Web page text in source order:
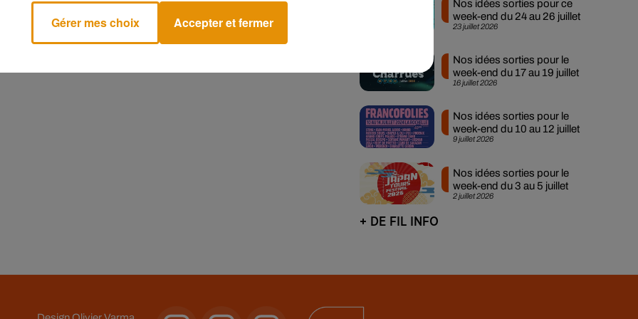
23 juillet 2026
Nos idées sorties pour ce
week-end du 24 au 26 juillet
16 juillet 2026
Nos idées sorties pour le
week-end du 17 au 19 juillet
9 juillet 2026
Nos idées sorties pour le
week-end du 10 au 12 juillet
2 juillet 2026
Nos idées sorties pour le
week-end du 3 au 5 juillet
+ DE FIL INFO
Gérer mes choix Accepter et fermer